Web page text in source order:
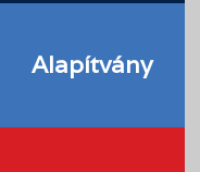
Alapítvány